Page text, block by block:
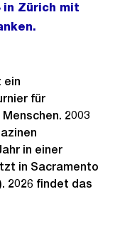
in Zürich mit
ein
für
2003
in einer
in Sacramento
2026 findet das